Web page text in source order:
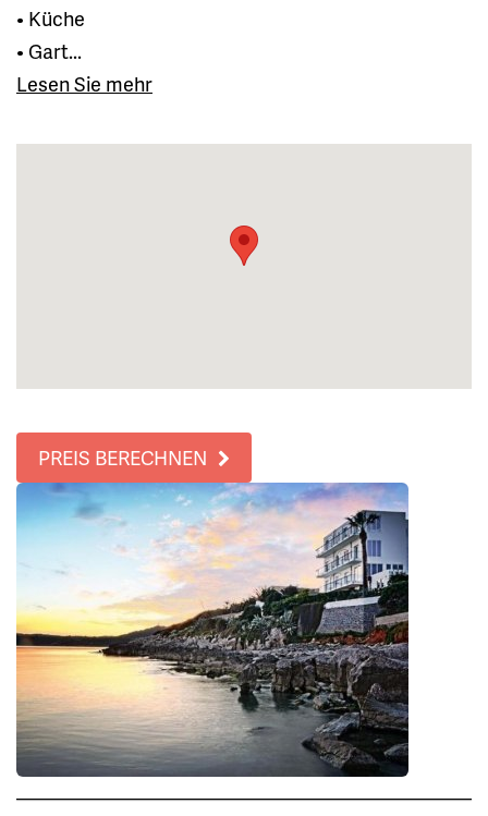
• Küche
• Gart...
Lesen Sie mehr
PREIS BERECHNEN